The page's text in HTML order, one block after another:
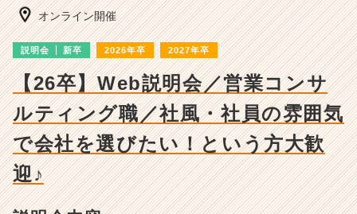
企
業
か
ら
ス
カ
ウ
オンライン開催
説明会 新卒 2026年卒 2027年卒
【26卒】Web説明会／営業コンサ
ルティング職／社風・社員の雰囲気
で会社を選びたい！という方大歓
迎♪